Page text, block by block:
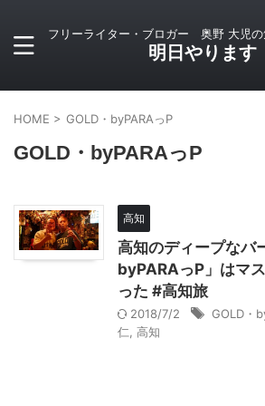
フリーライター・ブロガー 奥野 大児の
明日やります
HOME > GOLD・byPARAっP
GOLD・byPARAっP
高知
高知のディープなバ
byPARAっP」はマ
った #高知旅
2018/7/2 GOLD・
仁 高知